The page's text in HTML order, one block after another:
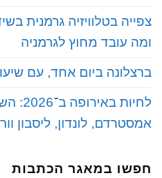
‏צפייה בטלוויזיה גרמנית
ומה עובד מחוץ לגרמניה
‏ברצלונה ביום אחד, עם
‏לחיות
אמסטרדם, לונדון, ליסבון
חפשו במאגר הכתבות